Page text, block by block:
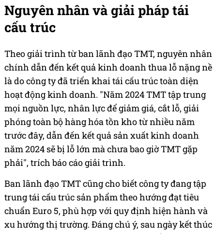
Nguyên nhân và giải pháp tái
cấu trúc
Theo giải trình từ ban lãnh đạo TMT, nguyên nhân
chính dẫn đến kết quả kinh doanh thua lỗ nặng nề
là do công ty đã triển khai tái cấu trúc toàn diện
hoạt động kinh doanh. "Năm 2024 TMT tập trung
mọi nguồn lực, nhân lực để giảm giá, cắt lỗ, giải
phóng toàn bộ hàng hóa tồn kho từ nhiều năm
trước đây, dẫn đến kết quả sản xuất kinh doanh
năm 2024 sẽ bị lỗ lớn mà chưa bao giờ TMT gặp
phải", trích báo cáo giải trình.
Ban lãnh đạo TMT cũng cho biết công ty đang tập
trung tái cấu trúc sản phẩm theo hướng đạt tiêu
chuẩn Euro 5, phù hợp với quy định hiện hành và
xu hướng thị trường. Đáng chú ý, sau ngày kết thúc